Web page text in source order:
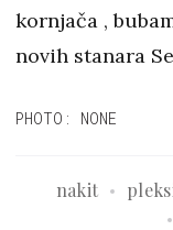
kornjača ,
novih stanara
PHOTO: NONE
nakit